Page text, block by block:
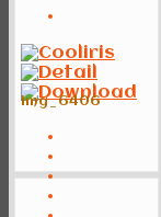
img_6406